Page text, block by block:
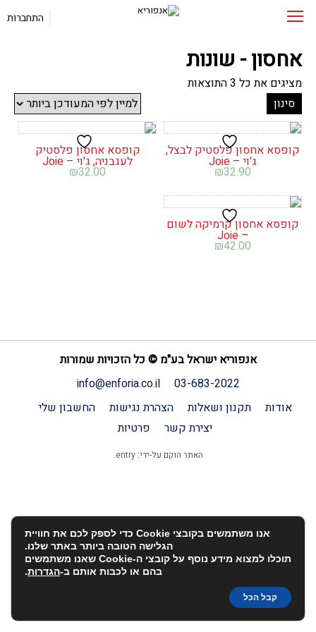
התחברות
אחסון - שונות
מציגים את כל ⁦3⁩ התוצאות ממוין
ביותר
סינון
קופסא אחסון פלסטיק לבצל,
ג'וי – Joie
₪32.90
קופסא אחסון פלסטיק
לעגבניה, ג'וי – Joie
₪32.00
קופסא אחסון קרמיקה לשום
– Joie
₪42.00
אנפוריא ישראל בע"מ © כל הזכויות שמורות
03-683-2022
info@enforia.co.il
אודות
תקנון ושאלות הצהרת נגישות
החשבון שלי
יצירת קשר
פרטיות
האתר הוקם על-ידי:entry
.
אנו משתמשים בקובצי Cookie כדי לספק לכם את חוויית
הגלישה הטובה ביותר באתר שלנו.
תוכלו למצוא מידע נוסף על קובצי ה-Cookie שאנו משתמשים
בהם או לכבות אותם ב-הגדרות.
קבל הכל